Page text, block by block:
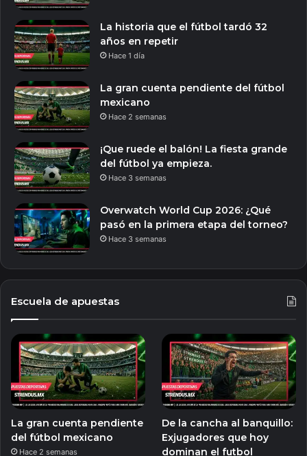
La historia que el fútbol tardó 32
años en repetir
Hace 1 día
La gran cuenta pendiente del fútbol
mexicano
Hace 2 semanas
¡Que ruede el balón! La fiesta grande
del fútbol ya empieza.
Hace 3 semanas
Overwatch World Cup 2026: ¿Qué
pasó en la primera etapa del torneo?
Hace 3 semanas
Escuela de apuestas
La gran cuenta pendiente
del fútbol mexicano
Hace 2 semanas
De la cancha al banquillo:
Exjugadores que hoy
dominan el futbol